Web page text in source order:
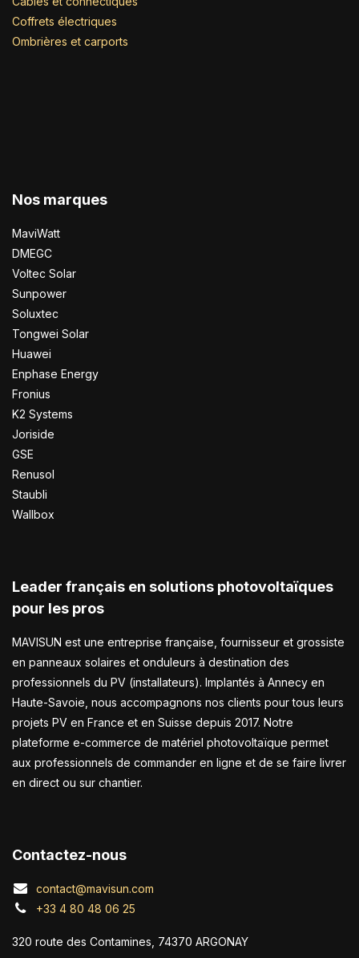
Coffrets électriques
Ombrières et carports
Nos marques
MaviWatt
DMEGC
Voltec Solar
Sunpower
Soluxtec
Tongwei Solar
Huawei
Enphase Energy
Fronius
K2 Systems
Joriside
GSE
Renusol
Staubli
Wallbox
Leader français en solutions photovoltaïques
pour les pros
MAVISUN est une entreprise française, fournisseur et grossiste
en panneaux solaires et onduleurs à destination des
professionnels du PV (installateurs). Implantés à Annecy en
Haute-Savoie, nous accompagnons nos clients pour tous leurs
projets PV en France et en Suisse depuis 2017. Notre
plateforme e-commerce de matériel photovoltaïque permet
aux professionnels de commander en ligne et de se faire livrer
en direct ou sur chantier.
Contactez-nous
contact@mavisun.com
+33 4 80 48 06 25
320 route des Contamines, 74370 ARGONAY